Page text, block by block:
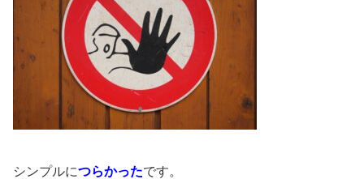
シンプルにつらかったです。